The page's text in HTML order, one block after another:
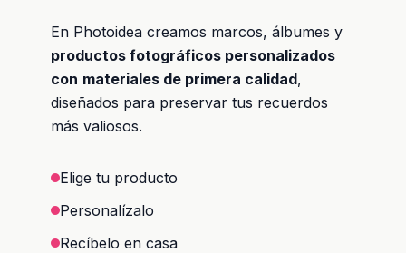
En Photoidea creamos marcos, álbumes y
productos fotográficos personalizados
con materiales de primera calidad,
diseñados para preservar tus recuerdos
más valiosos.
Elige tu producto
Personalízalo
Recíbelo en casa